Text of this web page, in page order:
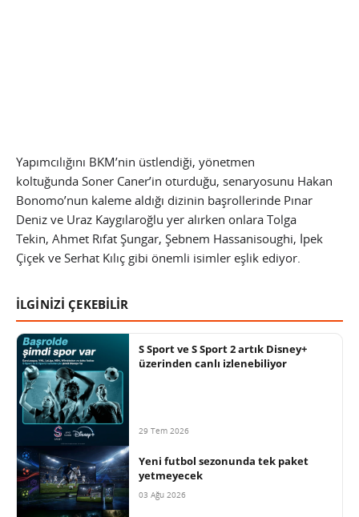
Yapımcılığını BKM’nin üstlendiği, yönetmen
koltuğunda Soner Caner’in oturduğu, senaryosunu Hakan
Bonomo’nun kaleme aldığı dizinin başrollerinde Pınar
Deniz ve Uraz Kaygılaroğlu yer alırken onlara Tolga
Tekin, Ahmet Rıfat Şungar, Şebnem Hassanisoughi, İpek
Çiçek ve Serhat Kılıç gibi önemli isimler eşlik ediyor.
İLGİNİZİ ÇEKEBİLİR
S Sport ve S Sport 2 artık Disney+
üzerinden canlı izlenebiliyor
29 Tem 2026
Yeni futbol sezonunda tek paket
yetmeyecek
03 Ağu 2026